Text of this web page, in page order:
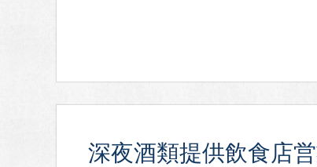
深夜酒類提供飲食店